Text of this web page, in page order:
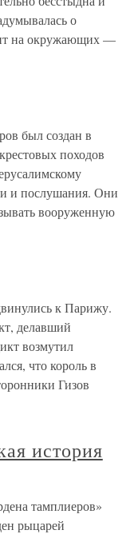
о
на окружающих —
был создан в
походов
и послушания. Они
вооруженную
к Парижу.
делавший
возмутил
что король в
Гизов
история
тамплиеров»
рыцарей